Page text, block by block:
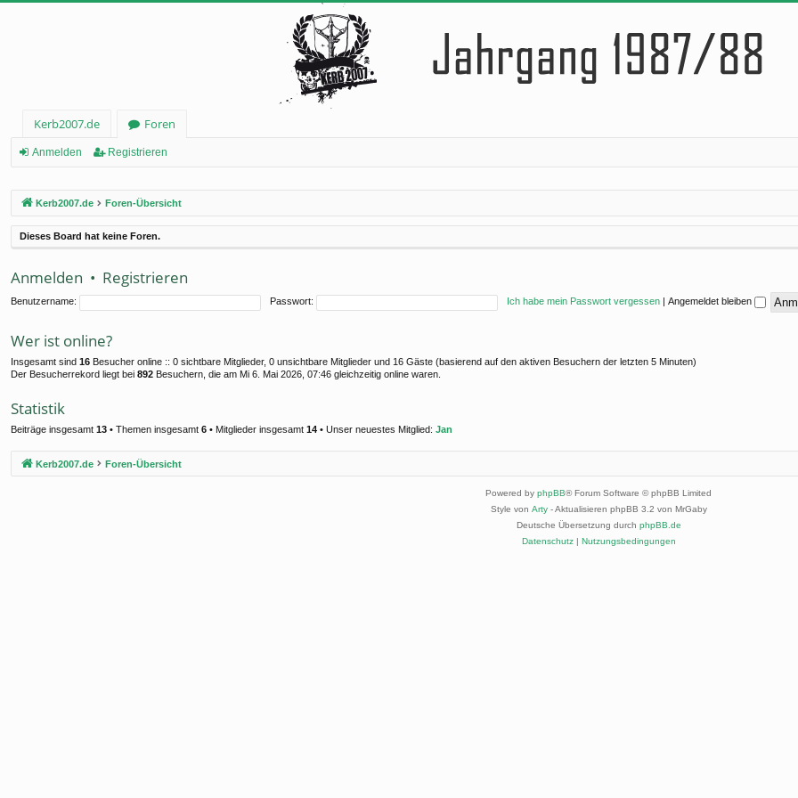
Kerb2007.de
Foren
Anmelden Registrieren
Kerb2007.de Foren-Übersicht
Dieses Board hat keine Foren.
Anmelden • Registrieren
Benutzername: Passwort: Ich habe mein Passwort vergessen Angemeldet bleiben
Wer ist online?
Insgesamt sind 16 Besucher online :: 0 sichtbare Mitglieder, 0 unsichtbare Mitglieder und 16 Gäste (basierend auf den aktiven Besuchern der letzten 5 Minuten)
Der Besucherrekord liegt bei 892 Besuchern, die am Mi 6. Mai 2026, 07:46 gleichzeitig online waren.
Statistik
Beiträge insgesamt 13 • Themen insgesamt 6 • Mitglieder insgesamt 14 • Unser neuestes Mitglied: Jan
Kerb2007.de Foren-Übersicht
Powered by phpBB® Forum Software © phpBB Limited
Style von Arty- Aktualisieren phpBB 3.2 von MrGaby
Deutsche Übersetzung durch phpBB.de
Datenschutz| Nutzungsbedingungen